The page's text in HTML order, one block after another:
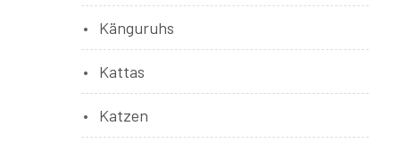
Känguruhs
Kattas
Katzen